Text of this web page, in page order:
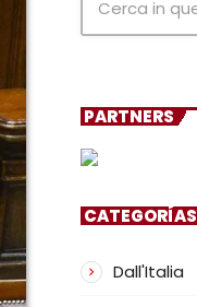
PARTNERS
CATEGORÍAS
Dall'Italia